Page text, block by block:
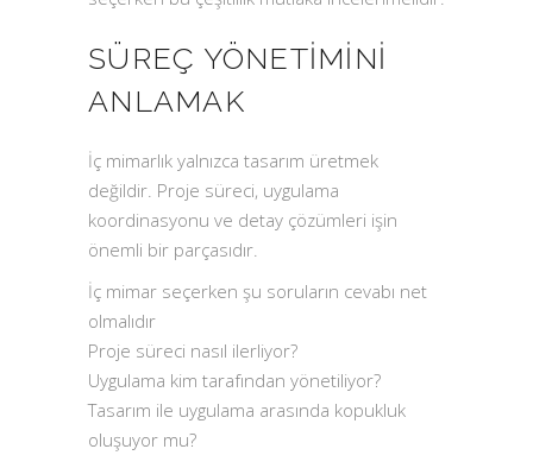
SÜREÇ YÖNETIMINI
ANLAMAK
İç mimarlık yalnızca tasarım üretmek
değildir. Proje süreci, uygulama
koordinasyonu ve detay çözümleri işin
önemli bir parçasıdır.
İç mimar seçerken şu soruların cevabı net
olmalıdır
Proje süreci nasıl ilerliyor?
Uygulama kim tarafından yönetiliyor?
Tasarım ile uygulama arasında kopukluk
oluşuyor mu?